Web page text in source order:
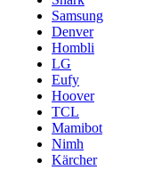
Samsung
Denver
Hombli
LG
Eufy
Hoover
TCL
Mamibot
Nimh
Kärcher